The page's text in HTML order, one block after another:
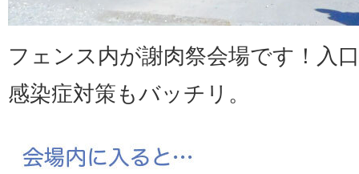
フェンス内が謝肉祭会場です！入
感染症対策もバッチリ。